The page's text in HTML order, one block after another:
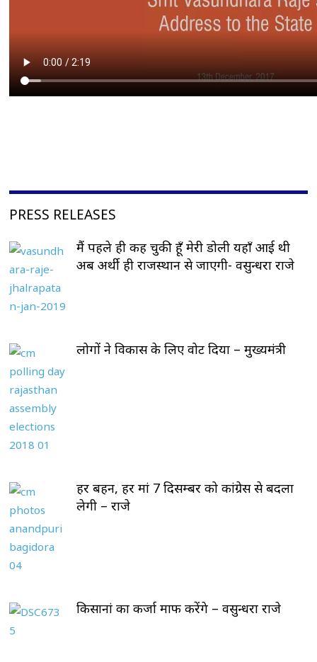
PRESS RELEASES
मैं पहले ही कह चुकी हूँ मेरी डोली यहाँ आई थी
अब अर्थी ही राजस्थान से जाएगी- वसुन्धरा राजे
लोगों ने विकास के लिए वोट दिया – मुख्यमंत्री
हर बहन, हर मां 7 दिसम्बर को कांग्रेस से बदला
लेगी – राजे
किसानां का कर्जा माफ करेंगे – वसुन्धरा राजे